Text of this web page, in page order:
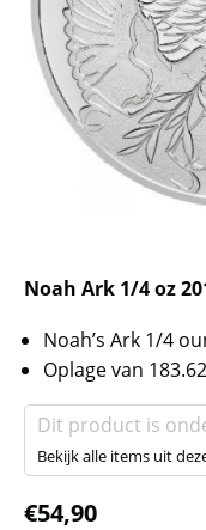
Noah Ark 1/4 oz
Noah’s Ark 1/4
Oplage van
Dit product is
Bekijk alle items uit
€54,90